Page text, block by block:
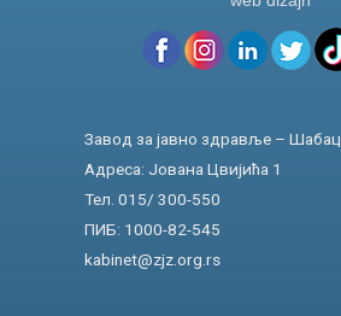
Завод за јавно здравље – Шабац
Адреса: Јована Цвијића 1
Тел. 015/ 300-550
ПИБ: 1000-82-545
kabinet@zjz.org.rs